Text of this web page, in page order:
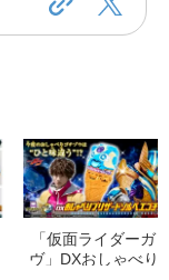
「仮面ライダーガ
ヴ」DXおしゃべり